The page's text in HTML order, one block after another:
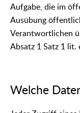
Aufgabe, die im
Ausübung
Verantwortlichen
Absatz 1 Satz 1 lit.
Welche